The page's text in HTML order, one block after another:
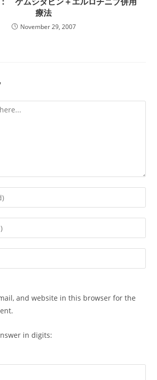
療法
November 29, 2007
and website in this browser for the
in digits: